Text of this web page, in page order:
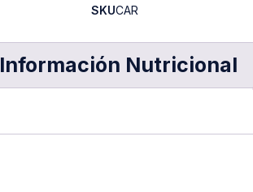
SKUCAR
Información Nutricional